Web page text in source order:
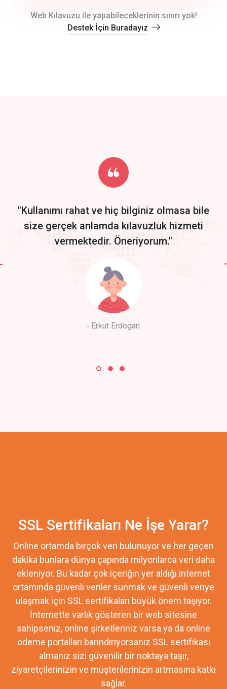
Start by trying our service for 30 days free trial no credit card
required.
Web Kılavuzu ile yapabileceklerinin sınırı yok!
Destek İçin Buradayız
"Kullanımı rahat ve hiç bilginiz olmasa bile
size gerçek anlamda kılavuzluk hizmeti
vermektedir. Öneriyorum."
Erkut Erdogan
SSL Sertifikaları Ne İşe Yarar?
Online ortamda birçok veri bulunuyor ve her geçen
dakika bunlara dünya çapında milyonlarca veri daha
ekleniyor. Bu kadar çok içeriğin yer aldığı internet
ortamında güvenli veriler sunmak ve güvenli veriye
ulaşmak için SSL sertifikaları büyük önem taşıyor.
İnternette varlık gösteren bir web sitesine
sahipseniz, online şirketleriniz varsa ya da online
ödeme portalları barındırıyorsanız SSL sertifikası
almanız sizi güvenilir bir noktaya taşır,
ziyaretçilerinizin ve müşterilerinizin artmasına katkı
sağlar.